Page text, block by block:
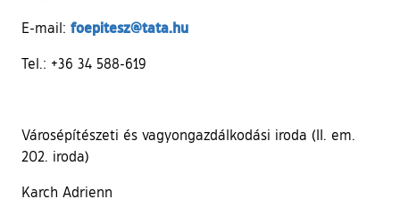
E-mail: foepitesz@tata.hu
Tel.: +36 34 588-619
Városépítészeti és vagyongazdálkodási iroda (II. em.
202. iroda)
Karch Adrienn